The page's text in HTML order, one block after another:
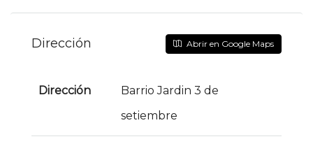
Dirección Abrir en Google Maps
Dirección
Barrio Jardin 3 de
setiembre